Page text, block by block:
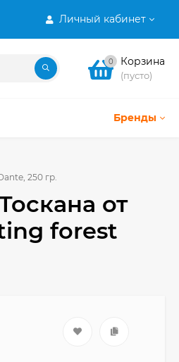
Личный кабинет
0 Корзина
(пусто)
Бренды
250 гр.
от
forest